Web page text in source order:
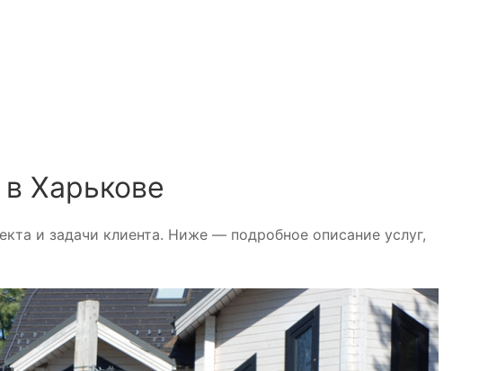
Харькове
и задачи клиента. Ниже — подробное описание услуг,